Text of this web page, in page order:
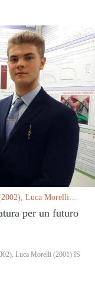
Luca Morelli
per un futuro
Luca Morelli (2001) IS